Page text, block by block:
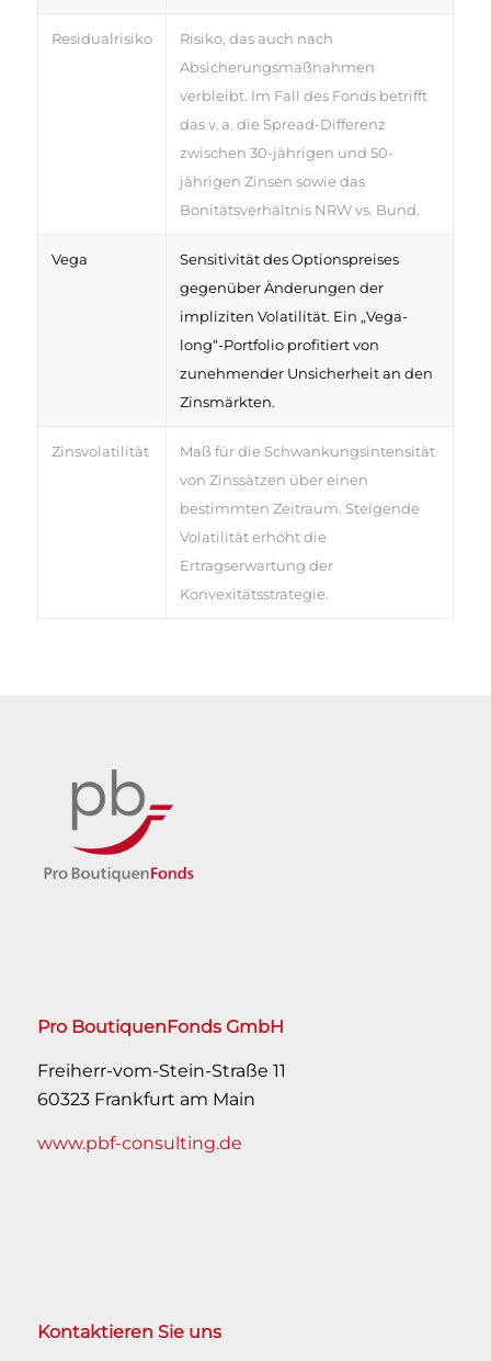
Residualrisiko
Risiko, das auch nach
Absicherungsmaßnahmen
verbleibt. Im Fall des Fonds betrifft
das v. a. die Spread-Differenz
zwischen 30-jährigen und 50-
jährigen Zinsen sowie das
Bonitätsverhältnis NRW vs. Bund.
Vega
Sensitivität des Optionspreises
gegenüber Änderungen der
impliziten Volatilität. Ein „Vega-
long“-Portfolio profitiert von
zunehmender Unsicherheit an den
Zinsmärkten.
Zinsvolatilität
Maß für die Schwankungsintensität
von Zinssätzen über einen
bestimmten Zeitraum. Steigende
Volatilität erhöht die
Ertragserwartung der
Konvexitätsstrategie.
Pro BoutiquenFonds GmbH
Freiherr-vom-Stein-Straße 11
60323 Frankfurt am Main
www.pbf-consulting.de
Kontaktieren Sie uns